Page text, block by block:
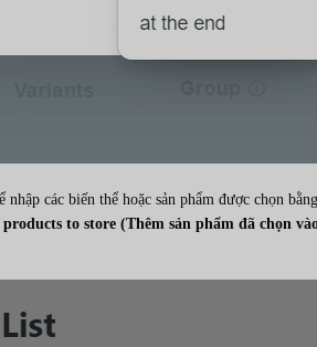
nhập các biến thể hoặc sản phẩm được chọn bằng
to store (Thêm sản phẩm đã chọn